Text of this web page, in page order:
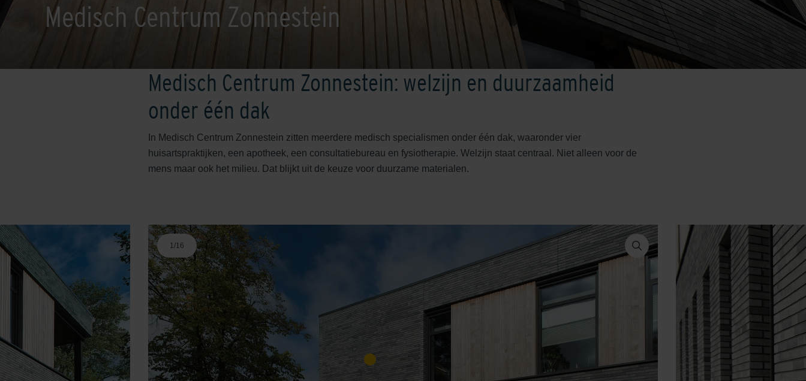
Medisch Centrum Zonnestein
Medisch Centrum Zonnestein: welzijn en duurzaamheid
onder één dak
In Medisch Centrum Zonnestein zitten meerdere medisch specialismen onder één dak, waaronder vier
huisartspraktijken, een apotheek, een consultatiebureau en fysiotherapie. Welzijn staat centraal. Niet alleen voor de
mens maar ook het milieu. Dat blijkt uit de keuze voor duurzame materialen.
1/16